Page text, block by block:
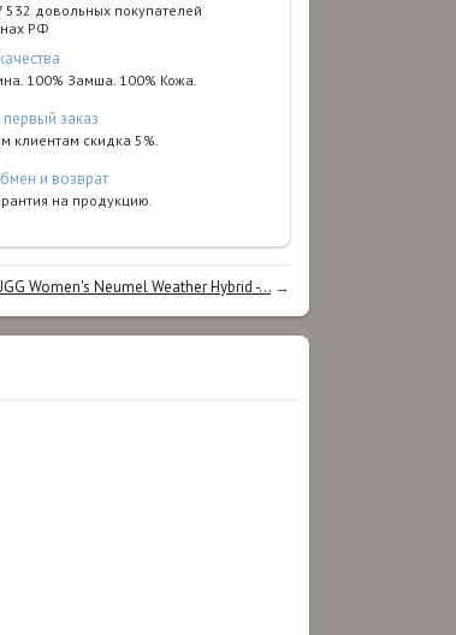
532 довольных покупателей
РФ
100% Замша. 100% Кожа.
заказ
клиентам скидка 5%.
и возврат
на продукцию.
Women's Neumel Weather Hybrid -... →